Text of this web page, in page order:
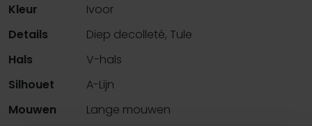
Kleur
Ivoor
Details
Diep decolleté, Tule
Hals
V-hals
Silhouet
A-Lijn
Mouwen
Lange mouwen